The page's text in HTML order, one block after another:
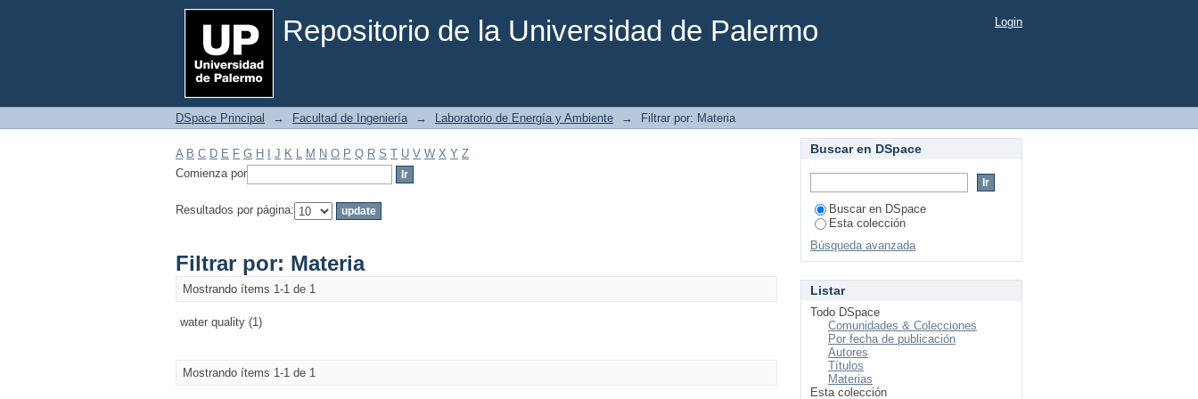
Repositorio de la Universidad de Palermo
Filtrar por: Materia Login
DSpace Principal → Facultad de Ingeniería → Laboratorio de Energía y Ambiente → Filtrar por: Materia
A B C D E F G H J K L M N O P Q R S T U V W X Y Z
Comienza por
Resultados por página:
Filtrar por: Materia
Mostrando ítems 1-1 de 1
water quality (1)
Mostrando ítems 1-1 de 1
Buscar en DSpace
Buscar en DSpace
Esta colección
Búsqueda avanzada
Listar
Todo DSpace
Comunidades & Colecciones
Por fecha de publicación
Autores
Títulos
Materias
Esta colección